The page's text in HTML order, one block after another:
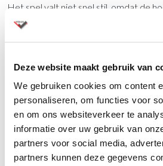
Deze website maakt gebruik van
We gebruiken cookies om content
personaliseren, om functies voor
en om ons websiteverkeer te
informatie over uw gebruik van
partners voor social media,
partners kunnen deze gegevens
Het spel valt niet snel stil, omdat de
schuin op lopen. Hierdoor kan het
stilvallen. De voetbaltafel wordt
gemaakt van robotfiguren. De
niet geschikt voor fanatieke
Ontspanning op kantoor is belangrijk.
En spelenderwijs aan teambuilding